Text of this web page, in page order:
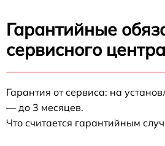
Гарантийные
сервисного
Гарантия от сервиса: на
— до 3 месяцев.
Что считается гарантийным